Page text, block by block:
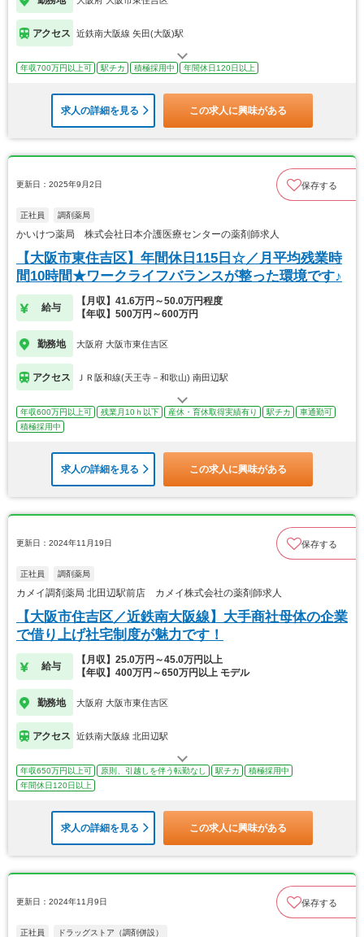
アクセス 近鉄南大阪線 矢田(大阪)駅
年収700万円以上可 駅チカ 積極採用中 年間休日120日以上
求人の詳細を見る この求人に興味がある
更新日：2025年9月2日 保存する
正社員 調剤薬局
かいけつ薬局 株式会社日本介護医療センターの薬剤師求人
【大阪市東住吉区】年間休日115日☆／月平均残業時
間10時間★ワークライフバランスが整った環境です♪
給与
【月収】41.6万円～50.0万円程度
【年収】500万円～600万円
勤務地 大阪府 大阪市東住吉区
アクセス ＪＲ阪和線(天王寺－和歌山) 南田辺駅
年収600万円以上可 残業月10ｈ以下 産休・育休取得実績有り 駅チカ
車通勤可
積極採用中
求人の詳細を見る この求人に興味がある
更新日：2024年11月19日 保存する
正社員 調剤薬局
カメイ調剤薬局 北田辺駅前店 カメイ株式会社の薬剤師求人
【大阪市住吉区／近鉄南大阪線】大手商社母体の企業
で借り上げ社宅制度が魅力です！
給与
【月収】25.0万円～45.0万円以上
【年収】400万円～650万円以上 モデル
勤務地 大阪府 大阪市東住吉区
アクセス 近鉄南大阪線 北田辺駅
年収650万円以上可 原則、引越しを伴う転勤なし 駅チカ
積極採用中
年間休日120日以上
求人の詳細を見る この求人に興味がある
更新日：2024年11月9日 保存する
正社員 ドラッグストア（調剤併設）